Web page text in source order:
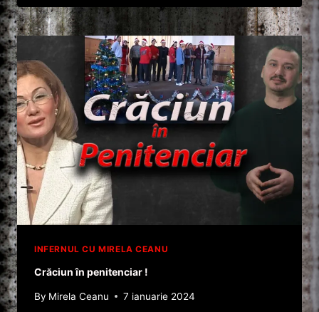
LA
MINE
DESPRE
MARIA
SWANENBURG
!
#SHORTS
INFERNUL CU MIRELA CEANU
Crăciun în penitenciar !
By Mirela Ceanu 7 ianuarie 2024